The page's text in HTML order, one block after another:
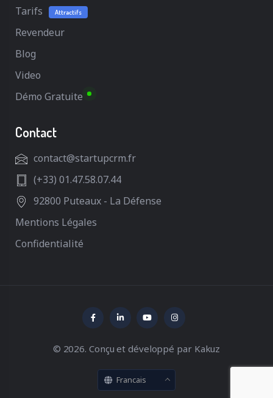
Tarifs Attractifs
Revendeur
Blog
Video
Démo Gratuite
Contact
contact@startupcrm.fr
(+33) 01.47.58.07.44
92800 Puteaux - La Défense
Mentions Légales
Confidentialité
© 2026. Conçu et développé par Kakuz
Francais